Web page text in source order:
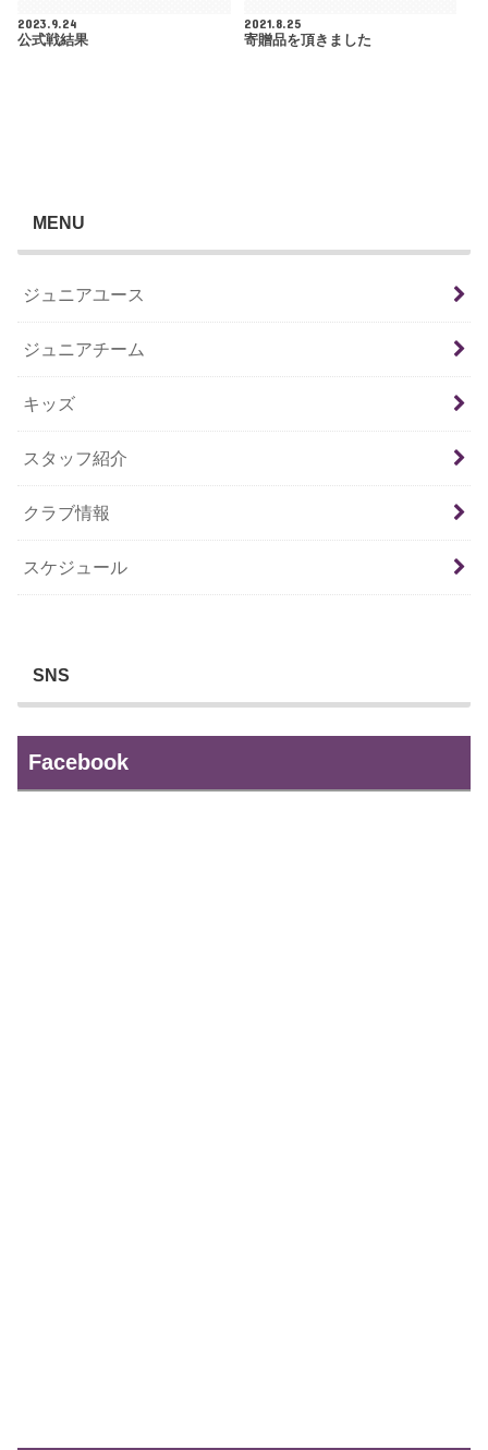
2023.9.24
公式戦結果
2021.8.25
寄贈品を頂きました
MENU
ジュニアユース
ジュニアチーム
キッズ
スタッフ紹介
クラブ情報
スケジュール
SNS
Facebook